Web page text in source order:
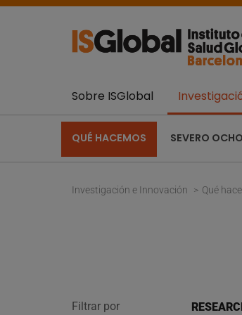
Sobre ISGlobal
QUÉ HACEMOS SEVERO
Investigación e Innovación Qué
Filtrar por